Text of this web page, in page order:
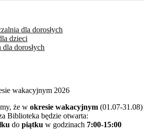
dla dorosłych
dzieci
dorosłych
wakacyjnym 2026
że w okresie wakacyjnym (01.07-31.08)
Biblioteka będzie otwarta:
do piątku w godzinach 7:00-15:00